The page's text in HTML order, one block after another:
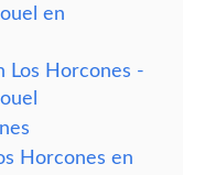
en
Los Horcones -
Horcones en